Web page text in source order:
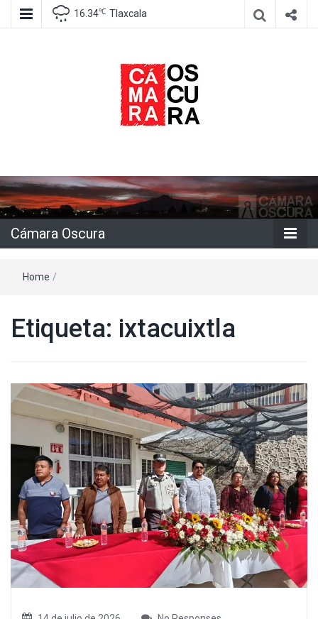
16.34℃ Tlaxcala
Cámara
Oscura
Cámara Oscura
Home /
Etiqueta: ixtacuixtla